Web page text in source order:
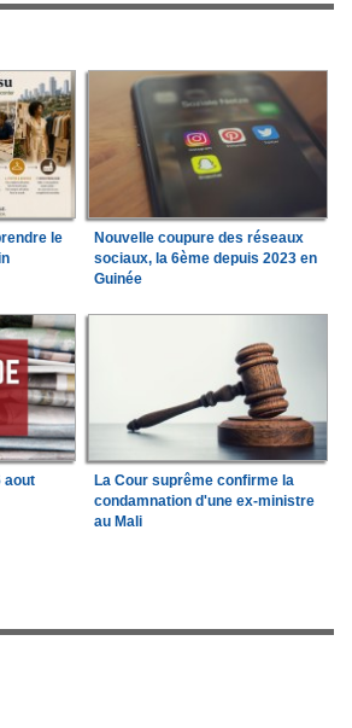
le
Nouvelle coupure des réseaux
sociaux, la 6ème depuis 2023 en
Guinée
aout
La Cour suprême confirme la
condamnation d'une ex-ministre
au Mali